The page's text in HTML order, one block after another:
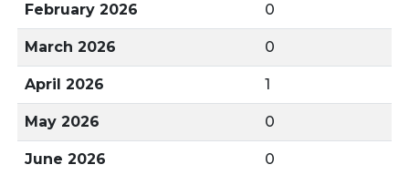
February 2026 0
March 2026 0
April 2026 1
May 2026 0
June 2026 0